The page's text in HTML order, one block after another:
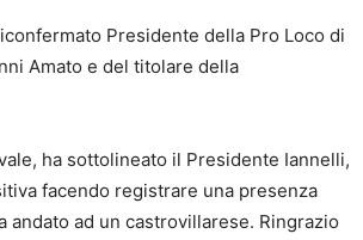
Presidente della Pro Loco di
Amato e del titolare della
ha sottolineato il Presidente Iannelli,
facendo registrare una presenza
ad un castrovillarese. Ringrazio